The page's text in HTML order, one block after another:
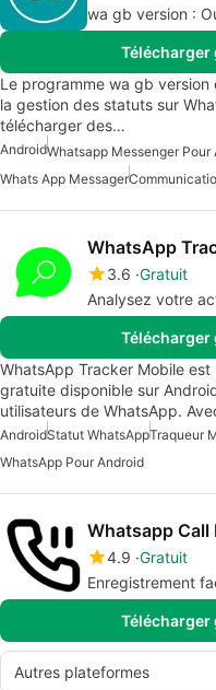
wa gb version :
Le programme wa gb
la gestion des statuts sur
télécharger des…
AndroidWhatsapp Messenger Pour
Whats App Messager
WhatsApp
3.6 Gratuit
Analysez votre
WhatsApp Tracker Mobile
gratuite disponible sur
utilisateurs de WhatsApp.
AndroidStatut WhatsAppTraqueur
WhatsApp Pour Android
Whatsapp Call
4.9 Gratuit
Enregistrement
Autres plateformes